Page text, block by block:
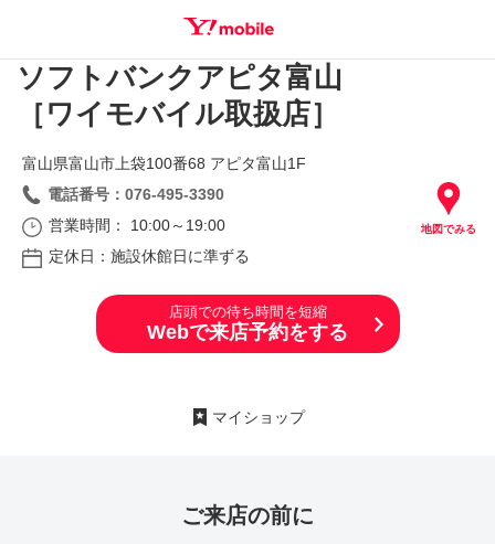
SEARCH
ソフトバンクアピタ富山
［ワイモバイル取扱店］
地図でみる
富山県富山市上袋100番68 アピタ富山1F
電話番号：076-495-3390
営業時間： 10:00～19:00
定休日：施設休館日に準ずる
店頭での待ち時間を短縮
Webで来店予約をする
マイショップ
ご来店の前に